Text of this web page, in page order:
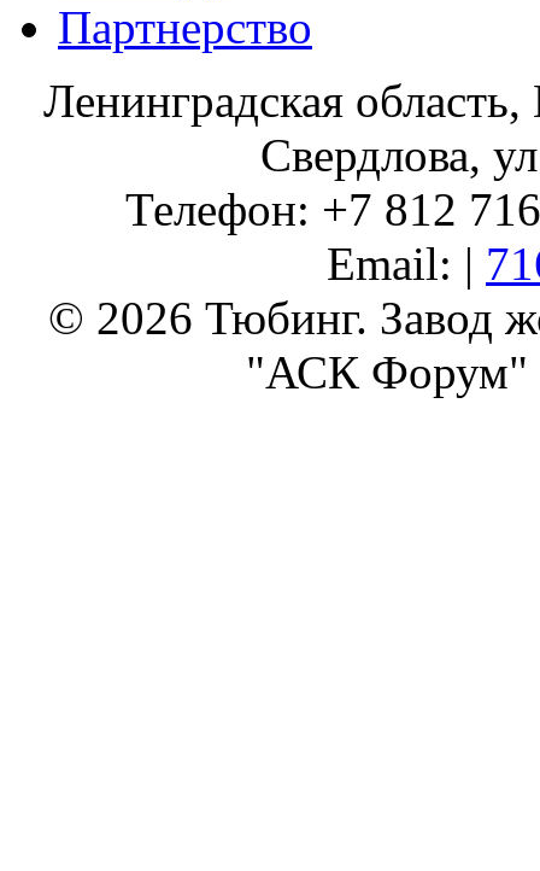
Партнерство
Ленинградская
Свердлова,
Телефон: +7 812
Email: |
© 2026 Тюбинг. Завод
"АСК Форум"